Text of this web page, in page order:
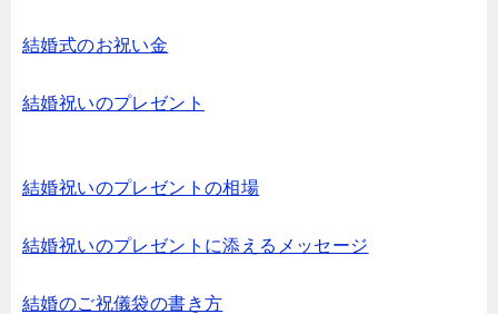
結婚式のお祝い金
結婚祝いのプレゼント
結婚祝いのプレゼントの相場
結婚祝いのプレゼントに添えるメッセージ
結婚のご祝儀袋の書き方